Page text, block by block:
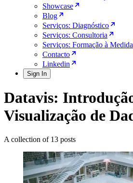
Showcase
Blog
Serviços: Diagnóstico
Serviços: Consultoria
Serviços: Formação à Medida
Contacto
Linkedin
Sign In
Datavis:
Visualização de
A collection of 13 posts